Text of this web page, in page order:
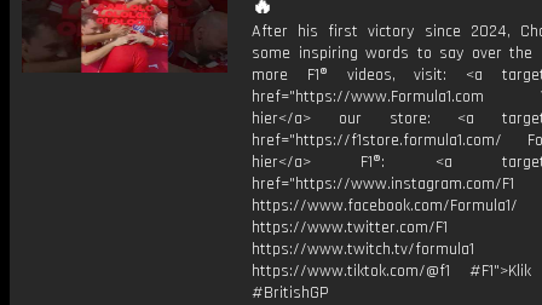
🔥
After his first victory since 2024,
some inspiring words to say over the
more F1® videos, visit: <a
href="https://www.Formula1.com
hier</a> our store: <a
href="https://f1store.formula1.com/
hier</a> F1®: <a
href="https://www.instagram.com/F1
https://www.facebook.com/Formula1/
https://www.twitter.com/F1
https://www.twitch.tv/formula1
https://www.tiktok.com/@f1
#BritishGP